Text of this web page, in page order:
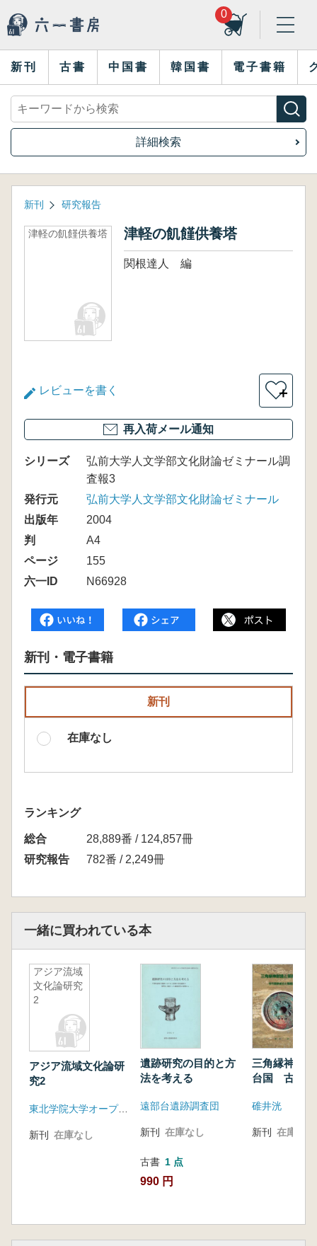
0
新刊 古書 中国書 韓国書 電子書籍
詳細検索
新刊 研究報告
津軽の飢饉供養塔 津軽の飢饉供養塔
関根達人 編
レビューを書く ＋
再入荷メール通知
シリーズ
弘前大学人文学部文化財論ゼミナール調
査報3
発行元
弘前大学人文学部文化財論ゼミナール
出版年
2004
判
A4
ページ
155
六一ID
N66928
新刊・電子書籍
新刊
在庫なし
ランキング
総合
28,889番 / 124,857冊
研究報告
782番 / 2,249冊
一緒に買われている本
アジア流域
文化論研究
2
アジア流域文化論研
究2
東北学院大学オープン・リサーチ・センター
新刊 在庫なし
遺跡研究の目的と方
法を考える
遠部台遺跡調査団
新刊 在庫なし
古書 1 点
990 円
三角縁神獣
台国 古代国
碓井洸
新刊 在庫なし